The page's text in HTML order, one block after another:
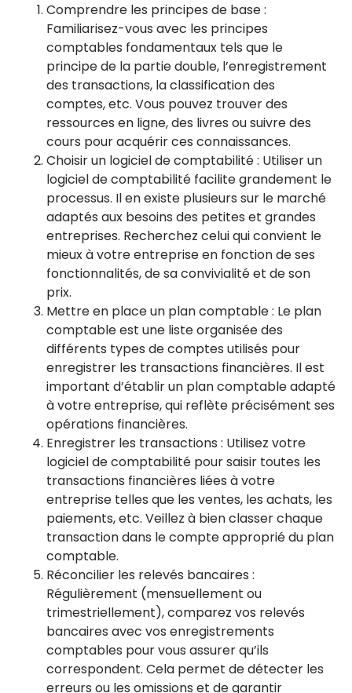
Comprendre les principes de base :
Familiarisez-vous avec les principes
comptables fondamentaux tels que le
principe de la partie double, l’enregistrement
des transactions, la classification des
comptes, etc. Vous pouvez trouver des
ressources en ligne, des livres ou suivre des
cours pour acquérir ces connaissances.
Choisir un logiciel de comptabilité : Utiliser un
logiciel de comptabilité facilite grandement le
processus. Il en existe plusieurs sur le marché
adaptés aux besoins des petites et grandes
entreprises. Recherchez celui qui convient le
mieux à votre entreprise en fonction de ses
fonctionnalités, de sa convivialité et de son
prix.
Mettre en place un plan comptable : Le plan
comptable est une liste organisée des
différents types de comptes utilisés pour
enregistrer les transactions financières. Il est
important d’établir un plan comptable adapté
à votre entreprise, qui reflète précisément ses
opérations financières.
Enregistrer les transactions : Utilisez votre
logiciel de comptabilité pour saisir toutes les
transactions financières liées à votre
entreprise telles que les ventes, les achats, les
paiements, etc. Veillez à bien classer chaque
transaction dans le compte approprié du plan
comptable.
Réconcilier les relevés bancaires :
Régulièrement (mensuellement ou
trimestriellement), comparez vos relevés
bancaires avec vos enregistrements
comptables pour vous assurer qu’ils
correspondent. Cela permet de détecter les
erreurs ou les omissions et de garantir